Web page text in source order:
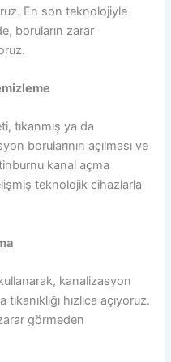
En son teknolojiyle
boruların zarar
tıkanmış ya da
borularının açılması ve
kanal açma
teknolojik cihazlarla
kanalizasyon
hızlıca açıyoruz.
görmeden